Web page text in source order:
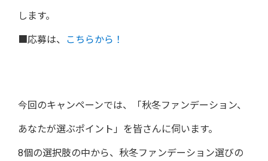
します。
■応募は、 こちらから！
今回のキャンペーンでは、「秋冬ファンデーション、
あなたが選ぶポイント」を皆さんに伺います。
8個の選択肢の中から、秋冬ファンデーション選びの